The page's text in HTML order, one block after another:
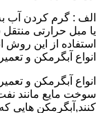
الف : گرم کردن آب
یا مبل حرارتی
استفاده از این
انواع آبگرمکن و
سوخت مایع مانند